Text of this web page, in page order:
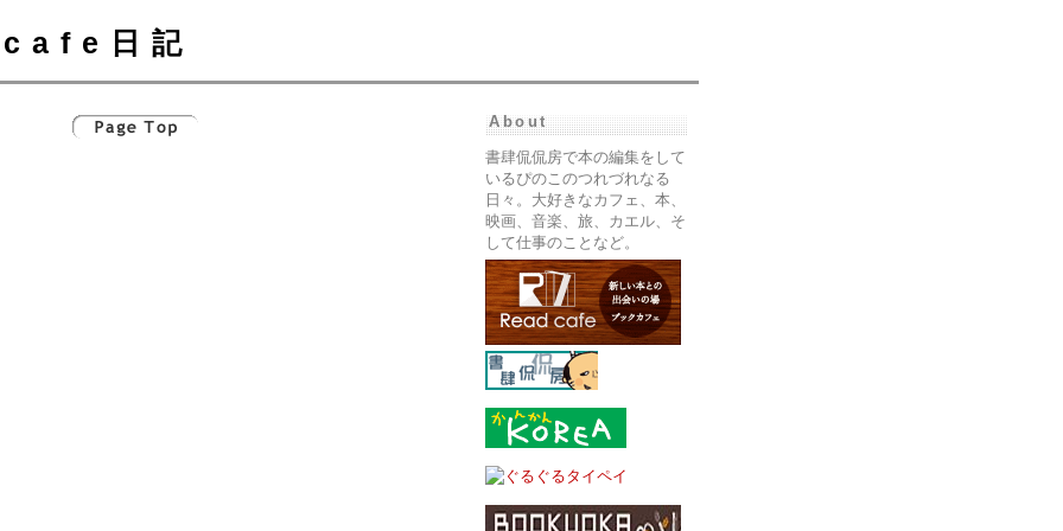
cafe日記
About
書肆侃侃房で本の編集をして
いるぴのこのつれづれなる
日々。大好きなカフェ、本、
映画、音楽、旅、カエル、そ
して仕事のことなど。